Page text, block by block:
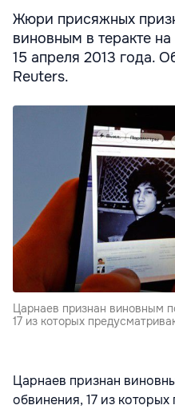
Жюри присяжных
виновным в теракте
15 апреля 2013 года.
Reuters.
Царнаев признан виновным
17 из которых
Царнаев признан
обвинения, 17 из